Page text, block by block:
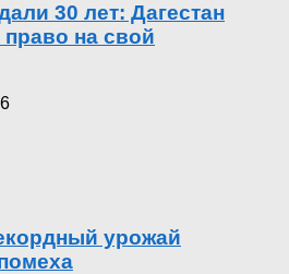
30 лет: Дагестан
на свой
урожай